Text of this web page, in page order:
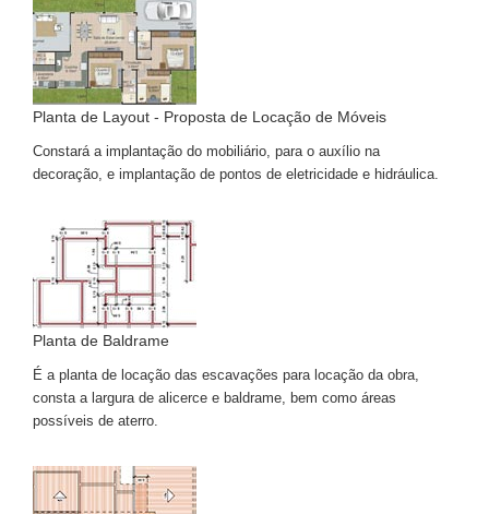
Planta de Layout - Proposta de Locação de Móveis
Constará a implantação do mobiliário, para o auxílio na
decoração, e implantação de pontos de eletricidade e hidráulica.
Planta de Baldrame
É a planta de locação das escavações para locação da obra,
consta a largura de alicerce e baldrame, bem como áreas
possíveis de aterro.